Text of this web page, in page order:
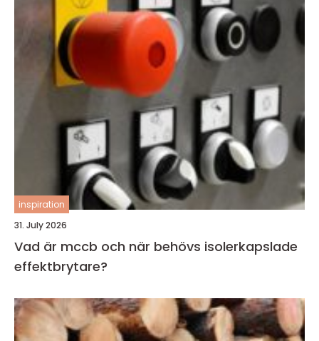
inspiration
31. July 2026
Vad är mccb och när behövs isolerkapslade
effektbrytare?